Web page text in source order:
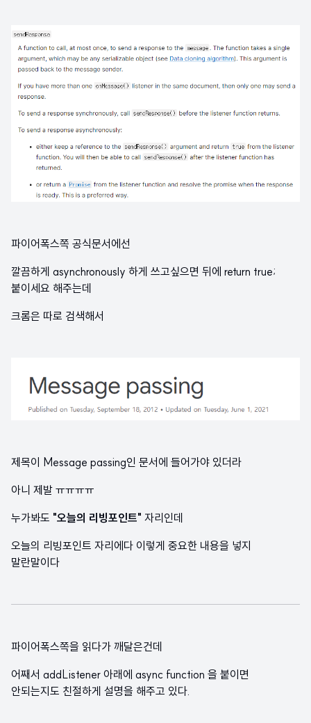
파이어폭스쪽 공식문서에선
깔끔하게 asynchronously 하게 쓰고싶으면 뒤에 return true;
붙이세요 해주는데
크롬은 따로 검색해서
제목이 Message passing인 문서에 들어가야 있더라
아니 제발 ㅠㅠㅠㅠ
누가봐도 "오늘의 리빙포인트" 자리인데
오늘의 리빙포인트 자리에다 이렇게 중요한 내용을 넣지
말란말이다
파이어폭스쪽을 읽다가 깨달은건데
어째서 addListener 아래에 async function 을 붙이면
안되는지도 친절하게 설명을 해주고 있다.